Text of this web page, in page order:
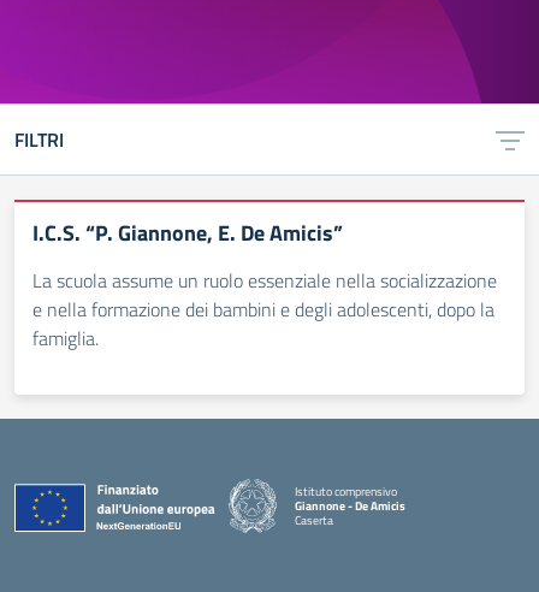
FILTRI
I.C.S. “P. Giannone, E. De Amicis”
La scuola assume un ruolo essenziale nella socializzazione
e nella formazione dei bambini e degli adolescenti, dopo la
famiglia.
Istituto comprensivo
Giannone - De Amicis
Caserta